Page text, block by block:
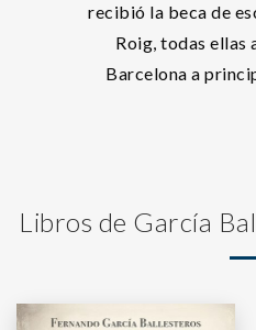
recibió la beca de
Roig, todas ellas
Barcelona a
Libros de García